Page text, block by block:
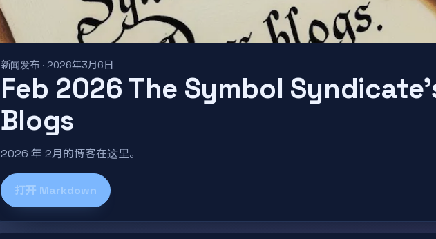
新闻发布 · 2026年3月6日
Feb 2026 The Symbol
Blogs
2026 年 2月的博客在这里。
打开 Markdown